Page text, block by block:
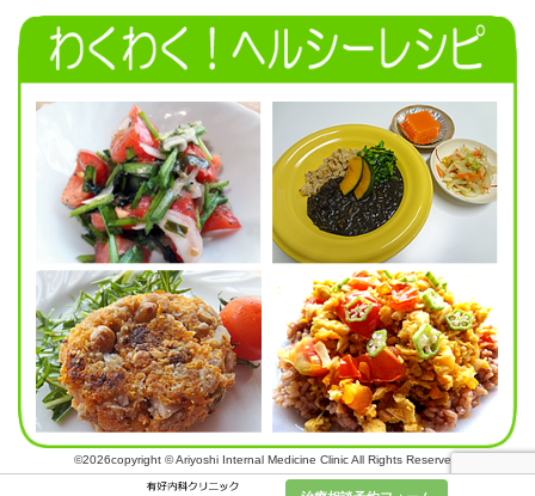
©2026copyright © Ariyoshi Internal Medicine Clinic All Rights Reserved.